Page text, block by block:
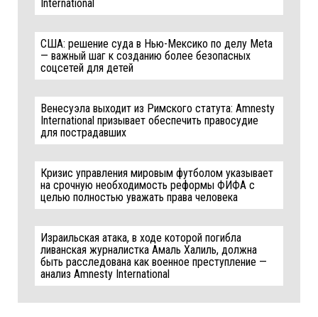
International
США: решение суда в Нью-Мексико по делу Meta
— важный шаг к созданию более безопасных
соцсетей для детей
Венесуэла выходит из Римского статута: Amnesty
International призывает обеспечить правосудие
для пострадавших
Кризис управления мировым футболом указывает
на срочную необходимость реформы ФИФА с
целью полностью уважать права человека
Израильская атака, в ходе которой погибла
ливанская журналистка Амаль Халиль, должна
быть расследована как военное преступление —
анализ Amnesty International